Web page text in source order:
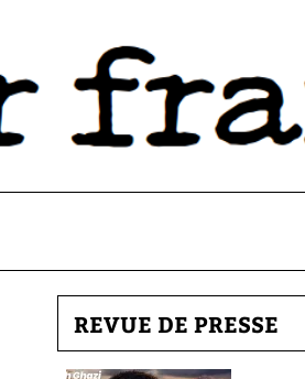
REVUE DE PRESSE